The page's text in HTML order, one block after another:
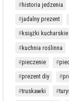
historia jedzenia
jadalny prezent
książki kucharskie
kuchnia roślinna
pieczenie
prezent diy
truskawki